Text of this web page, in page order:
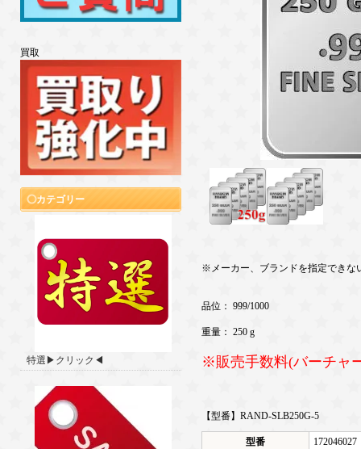
買取
カテゴリー
特選▶クリック◀
※メーカー、ブランドを指定できな
品位： 999/1000
重量： 250 g
※販売手数料(バーチャ
【型番】RAND-SLB250G-5
型番
172046027